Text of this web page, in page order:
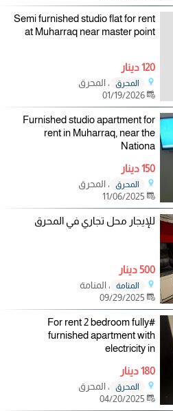
Semi furnished studio flat for rent
at Muharraq near master point
120 دينار
المحرق
، المحرق
01/19/2026
Furnished studio apartment for
rent in Muharraq, near the
Nationa
150 دينار
المحرق
، المحرق
للإيجار محل تجاري في المحرق
500 دينار
المنامة
، المنامة
#For rent 2 bedroom fully
furnished apartment with
electricity in
180 دينار
المحرق
، المحرق